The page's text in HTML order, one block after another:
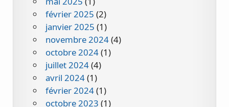
février 2025 (2)
janvier 2025 (1)
novembre 2024(4)
octobre 2024(1)
juillet 2024(4)
avril 2024(1)
février 2024(1)
octobre 2023 (1)